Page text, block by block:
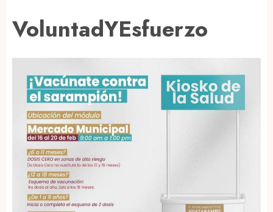
VoluntadYEsfuerzo